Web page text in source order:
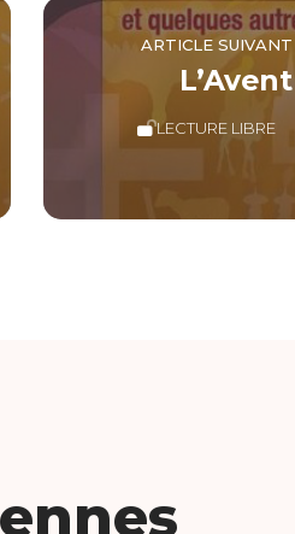
ARTICLE SUIVANT
L’Avent
LECTURE LIBRE